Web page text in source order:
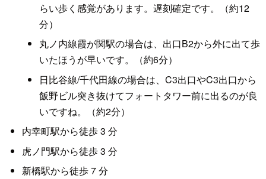
らい歩く感覚があります。遅刻確定です。（約12
分）
丸ノ内線霞が関駅の場合は、出口B2から外に出て歩
いたほうが早いです。（約6分）
日比谷線/千代田線の場合は、C3出口やC3出口から
飯野ビル突き抜けてフォートタワー前に出るのが良
いですね。（約2分）
内幸町駅から徒歩 3 分
虎ノ門駅から徒歩 3 分
新橋駅から徒歩 7 分